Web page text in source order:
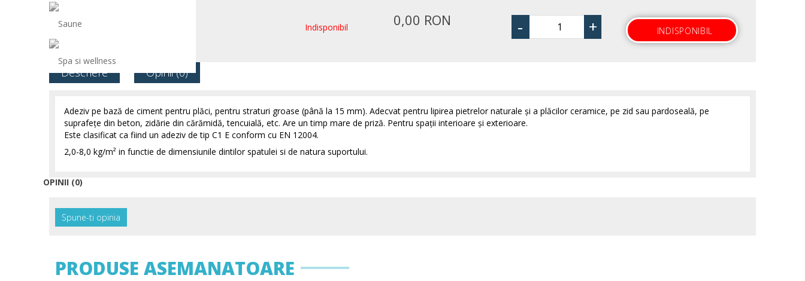
Saune
Spa si wellness
Indisponibil 0,00 RON - + INDISPONIBIL
Descriere Opinii (0)
Adeziv pe bază de ciment pentru plăci, pentru straturi groase (până la 15 mm). Adecvat pentru lipirea pietrelor naturale şi a plăcilor ceramice, pe zid sau pardoseală, pe
suprafeţe din beton, zidărie din cărămidă, tencuială, etc. Are un timp mare de priză. Pentru spaţii interioare şi exterioare.
Este clasificat ca fiind un adeziv de tip C1 E conform cu EN 12004.
2,0-8,0 kg/m² in functie de dimensiunile dintilor spatulei si de natura suportului.
OPINII (0)
Spune-ti opinia
PRODUSE ASEMANATOARE